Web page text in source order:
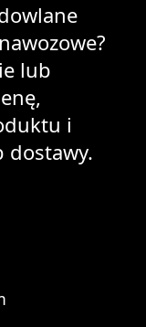
lub
i